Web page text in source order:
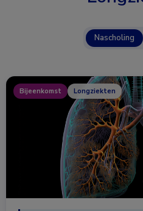
Nascholing
Bijeenkomst Longziekten